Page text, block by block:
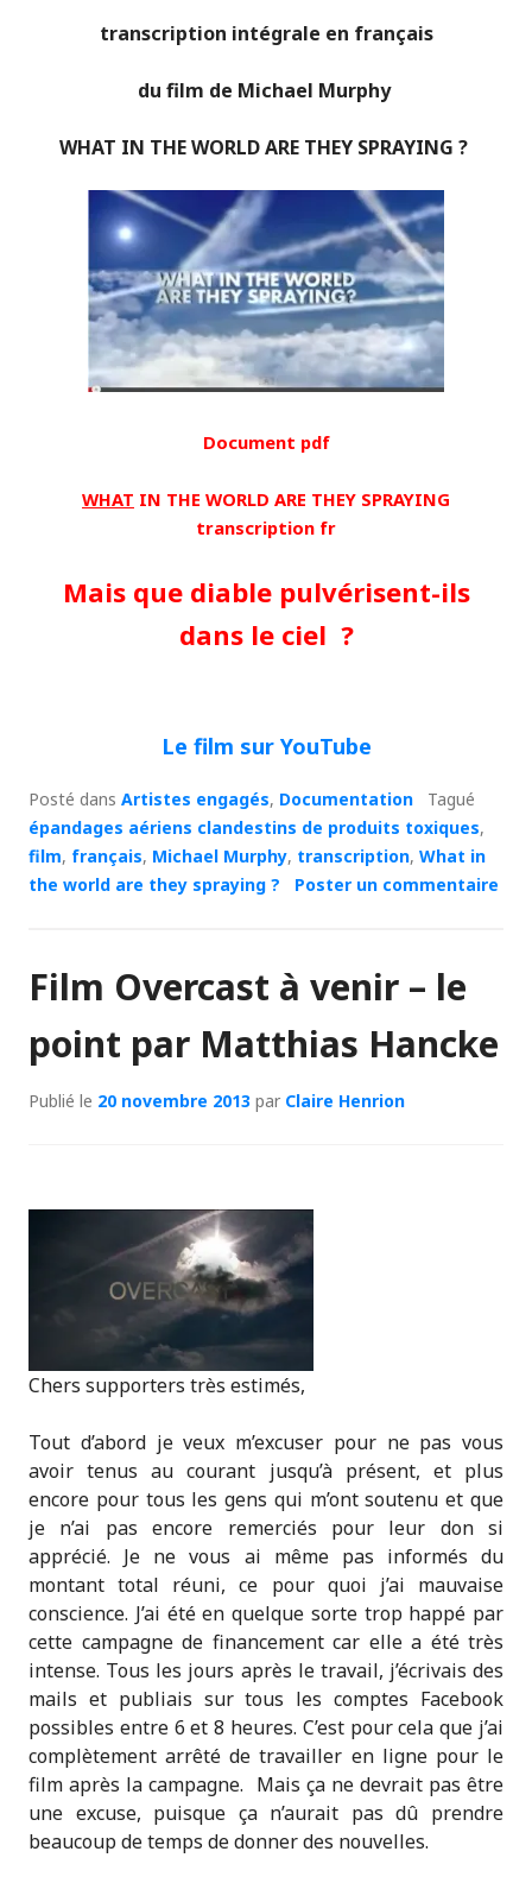
transcription intégrale en français
du film de Michael Murphy
WHAT IN THE WORLD ARE THEY SPRAYING ?
Document pdf
WHAT IN THE WORLD ARE THEY SPRAYING
transcription fr
Mais que diable pulvérisent-ils
dans le ciel ?
Le film sur YouTube
Posté dans Artistes engagés, Documentation
Tagué
épandages aériens clandestins de produits toxiques,
film, français, Michael Murphy, transcription, What in
the world are they spraying ?
Poster un commentaire
Film Overcast à venir – le
point par Matthias Hancke
Publié le 20 novembre 2013 par Claire Henrion
Chers supporters très estimés,
Tout d’abord je veux m’excuser pour ne pas vous
avoir tenus au courant jusqu’à présent, et plus
encore pour tous les gens qui m’ont soutenu et que
je n’ai pas encore remerciés pour leur don si
apprécié. Je ne vous ai même pas informés du
montant total réuni, ce pour quoi j’ai mauvaise
conscience. J’ai été en quelque sorte trop happé par
cette campagne de financement car elle a été très
intense. Tous les jours après le travail, j’écrivais des
mails et publiais sur tous les comptes Facebook
possibles entre 6 et 8 heures. C’est pour cela que j’ai
complètement arrêté de travailler en ligne pour le
film après la campagne. Mais ça ne devrait pas être
une excuse, puisque ça n’aurait pas dû prendre
beaucoup de temps de donner des nouvelles.